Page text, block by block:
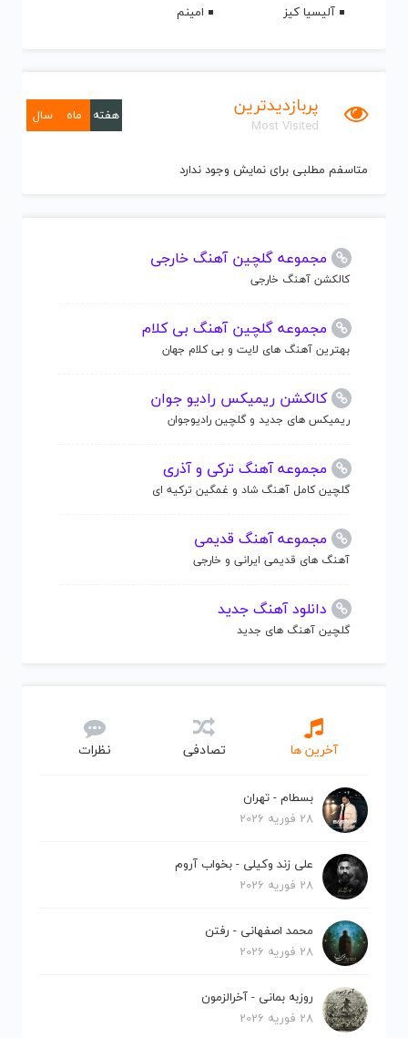
آلیسیا کیز
امینم
پربازدیدترین
Most Visited
هفته ماه سال
متاسفم مطلبی برای نمایش وجود ندارد
مجموعه گلچین آهنگ خارجی
کالکشن آهنگ خارجی
مجموعه گلچین آهنگ بی کلام
بهترین آهنگ های لایت و بی کلام جهان
کالکشن ریمیکس رادیو جوان
ریمیکس های جدید و گلچین رادیوجوان
مجموعه آهنگ ترکی و آذری
گلچین کامل آهنگ شاد و غمگین ترکیه ای
مجموعه آهنگ قدیمی
آهنگ های قدیمی ایرانی و خارجی
دانلود آهنگ جدید
گلچین آهنگ های جدید
آخرین ها تصادفی نظرات
بسطام - تهران
28 فوریه 2026
علی زند وکیلی - بخواب آروم
28 فوریه 2026
محمد اصفهانی - رفتن
28 فوریه 2026
روزبه بمانی - آخرالزمون
28 فوریه 2026